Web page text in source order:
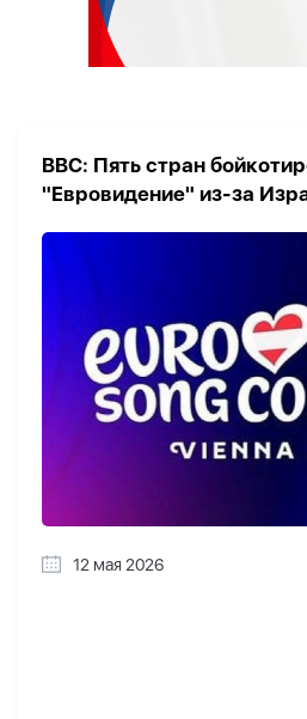
BBC: Пять стран
"Евровидение" из-за
12 мая 2026